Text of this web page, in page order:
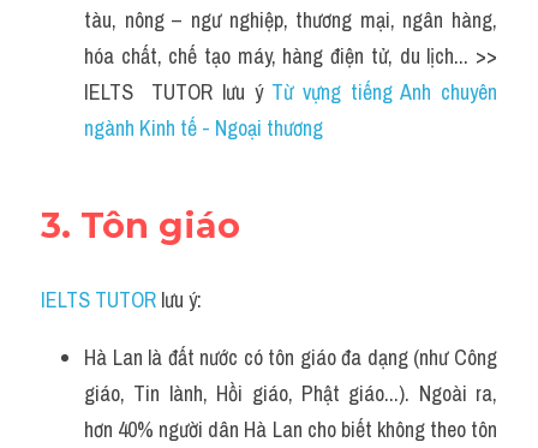
tàu, nông – ngư nghiệp, thương mại, ngân hàng,
hóa chất, chế tạo máy, hàng điện tử, du lịch... >>
IELTS  TUTOR lưu ý Từ vựng tiếng Anh chuyên
ngành Kinh tế - Ngoại thương
3. Tôn giáo
IELTS TUTOR lưu ý:
Hà Lan là đất nước có tôn giáo đa dạng (như Công
giáo, Tin lành, Hồi giáo, Phật giáo...). Ngoài ra,
hơn 40% người dân Hà Lan cho biết không theo tôn